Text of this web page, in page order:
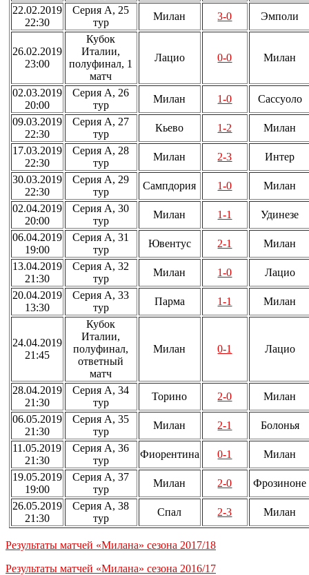
22.02.2019
22:30
Серия А, 25
тур
Милан 3-0 Эмполи
26.02.2019
23:00
Кубок
Италии,
полуфинал, 1
матч
Лацио 0-0 Милан
02.03.2019
20:00
Серия А, 26
тур
Милан 1-0
Сассуоло
09.03.2019
22:30
Серия А, 27
тур
Кьево 1-2
Милан
17.03.2019
22:30
Серия А, 28
тур
Милан 2-3
Интер
30.03.2019
22:30
Серия А, 29
тур
Сампдория 1-0
Милан
02.04.2019
20:00
Серия А, 30
тур
Милан 1-1
Удинезе
06.04.2019
19:00
Серия А, 31
тур
Ювентус 2-1
Милан
13.04.2019
21:30
Серия А, 32
тур
Милан 1-0
Лацио
20.04.2019
13:30
Серия А, 33
тур
Парма 1-1 Милан
24.04.2019
21:45
Кубок
Италии,
полуфинал,
ответный
матч
Милан 0-1 Лацио
28.04.2019
21:30
Серия А, 34
тур
Торино 2-0
Милан
06.05.2019
21:30
Серия А, 35
тур
Милан 2-1
Болонья
11.05.2019
21:30
Серия А, 36
тур
Фиорентина 0-1
Милан
19.05.2019
19:00
Серия А, 37
тур
Милан 2-0
Фрозиноне
26.05.2019
21:30
Серия А, 38
тур
Спал 2-3 Милан
Результаты матчей «Милана» сезона 2017/18
Результаты матчей «Милана» сезона 2016/17